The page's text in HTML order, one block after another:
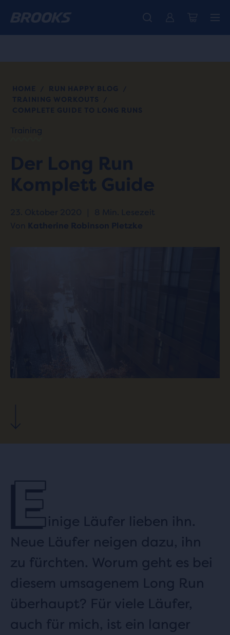
Kostenloser Versand für alle Bestellungen über € 100
Der brandneue Ghost Amp ist da - Shop Damen Herren
Wir präsentieren die neue Cascadia Kollektion - Jetzt kaufen
HOME / RUN HAPPY BLOG
/
TRAINING WORKOUTS
/
COMPLETE GUIDE TO LONG RUNS
Training
Der Long Run
Komplett Guide
23. Oktober 2020 |
8 Min. Lesezeit
Von Katherine Robinson Pletzke
Einige Läufer lieben ihn.
Neue Läufer neigen dazu, ihn
zu fürchten. Worum geht es bei
diesem umsagenem Long Run
überhaupt? Für viele Läufer,
auch für mich, ist ein langer